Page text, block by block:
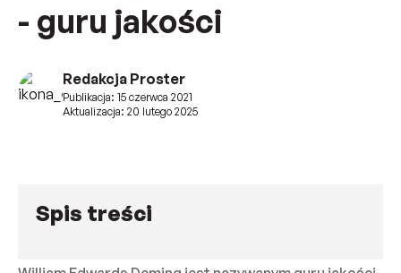
- guru jakości
Redakcja Proster
Publikacja: 15 czerwca 2021
Aktualizacja: 20 lutego 2025
Spis treści